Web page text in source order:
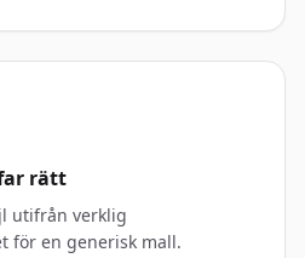
rätt
utifrån verklig
för en generisk mall.